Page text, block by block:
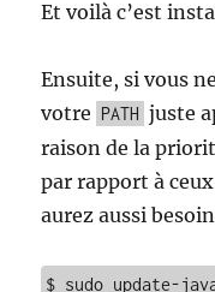
Et voilà c’est
Ensuite, si vous
votre PATH juste
raison de la
par rapport à ceux
aurez aussi
$ sudo update-